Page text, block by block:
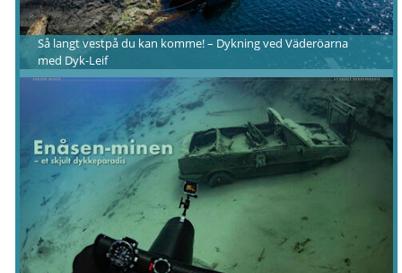
Så langt vestpå du kan komme! – Dykning ved Väderöarna
med Dyk-Leif